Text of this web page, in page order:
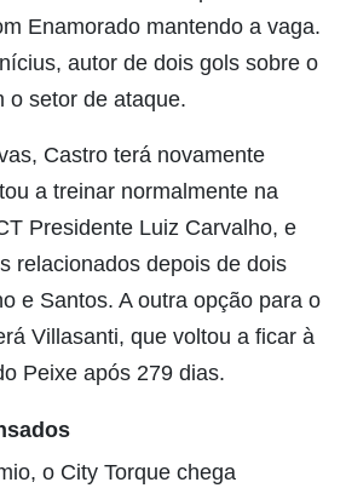
Enamorado mantendo a vaga.
autor de dois gols sobre o
o setor de ataque.
Castro terá novamente
a treinar normalmente na
Presidente Luiz Carvalho, e
relacionados depois de dois
e Santos. A outra opção para o
Villasanti, que voltou a ficar à
Peixe após 279 dias.
o City Torque chega